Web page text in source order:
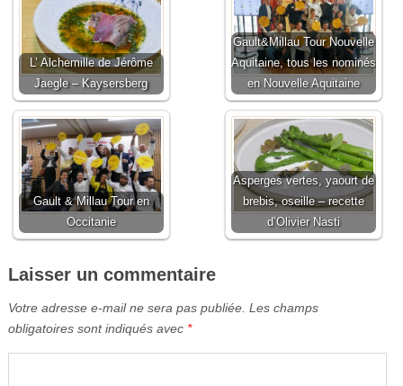
L’ Alchemille de Jérôme
Jaegle – Kaysersberg
Gault&Millau Tour Nouvelle
Aquitaine, tous les nominés
en Nouvelle Aquitaine
Gault & Millau Tour en
Occitanie
Asperges vertes, yaourt de
brebis, oseille – recette
d’Olivier Nasti
Laisser un commentaire
Votre adresse e-mail ne sera pas publiée. Les champs
obligatoires sont indiqués avec *